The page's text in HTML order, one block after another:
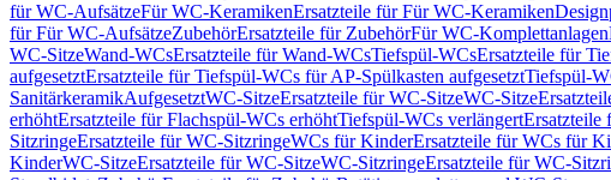
für WC-AufsätzeFür WC-KeramikenErsatzteile für Für WC-Keramiken
für Für WC-AufsätzeZubehörErsatzteile für ZubehörFür WC-Komplettanlagen
WC-SitzeWand-WCsErsatzteile für Wand-WCsTiefspül-WCsErsatzteile für
aufgesetztErsatzteile für Tiefspül-WCs für AP-Spülkasten aufgesetztTiefspül-
SanitärkeramikAufgesetztWC-SitzeErsatzteile für WC-SitzeWC-Sitze
erhöhtErsatzteile für Flachspül-WCs erhöhtTiefspül-WCs verlängertErsatzteile
SitzringeErsatzteile für WC-SitzringeWCs für KinderErsatzteile für WCs für
KinderWC-SitzeErsatzteile für WC-SitzeWC-SitzringeErsatzteile für WC-